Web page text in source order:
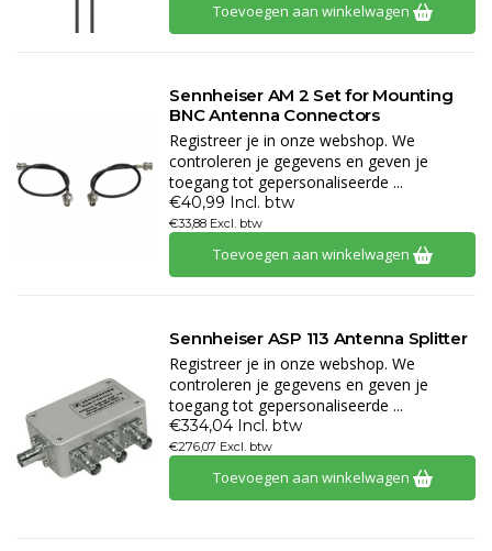
Toevoegen aan winkelwagen
Sennheiser AM 2 Set for Mounting
BNC Antenna Connectors
Registreer je in onze webshop. We
controleren je gegevens en geven je
toegang tot gepersonaliseerde ...
€40,99 Incl. btw
€33,88 Excl. btw
Toevoegen aan winkelwagen
Sennheiser ASP 113 Antenna Splitter
Registreer je in onze webshop. We
controleren je gegevens en geven je
toegang tot gepersonaliseerde ...
€334,04 Incl. btw
€276,07 Excl. btw
Toevoegen aan winkelwagen